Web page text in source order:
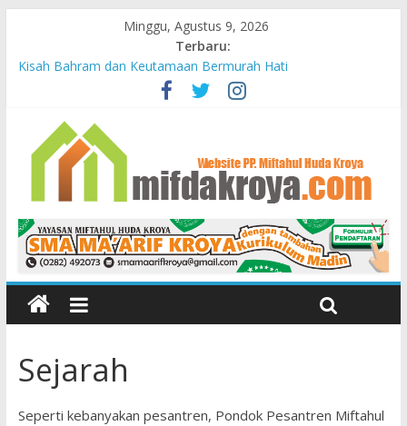
Minggu, Agustus 9, 2026
Terbaru:
Kisah Bahram dan Keutamaan Bermurah Hati
Bunda-Bunda Penopang Peradaban
Yayasan Miftahul Huda Kroya Meresmikan Bayt el Tahfidz Wa
Turots Yasmine
PELAJARAN DARI KUBURAN
Sejarah
Seperti kebanyakan pesantren, Pondok Pesantren Miftahul